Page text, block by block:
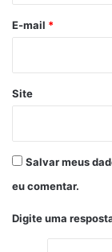
*
E-mail *
Site
Salvar meus
eu comentar.
Digite uma